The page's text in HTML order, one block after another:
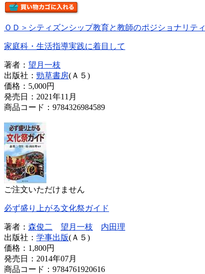
ＯＤ＞シティズンシップ教育と教師のポジショナリティ
家庭科・生活指導実践に着目して
著者： 望月一枝
出版社： 勁草書房(Ａ５)
価格： 5,000円
発売日：2021年11月
商品コード：9784326984589
ご注文いただけません
必ず盛り上がる文化祭ガイド
著者： 森俊二 望月一枝
内田理
出版社： 学事出版(Ａ５)
価格： 1,800円
発売日：2014年07月
商品コード：9784761920616